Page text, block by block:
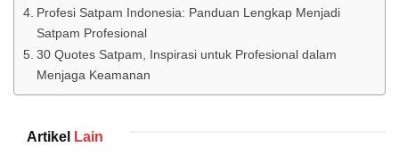
Profesi Satpam Indonesia: Panduan Lengkap Menjadi
Satpam Profesional
30 Quotes Satpam, Inspirasi untuk Profesional dalam
Menjaga Keamanan
Artikel Lain